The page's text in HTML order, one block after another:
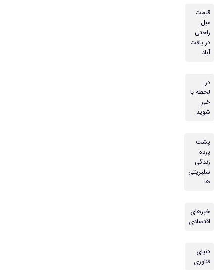
قیمت
مبل
راحتی
در یافت
آباد
در
لحظه با
خبر
شوید
پشت
پرده
زندگی
سلبریتی
ها
خبرهای
اقتصادی
دنیای
فناوری